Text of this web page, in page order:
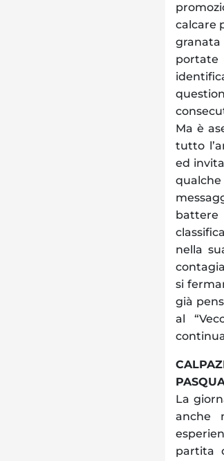
calcare
Ma è
tutto
ed
nella
si
già
al
La
anche
partita